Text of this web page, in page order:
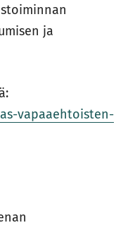
ja
vapaaehtoisten-